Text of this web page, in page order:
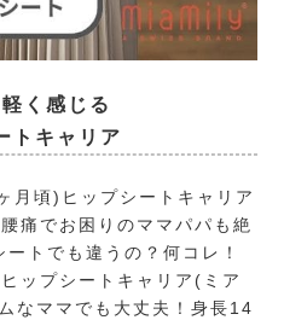
く感じる
トキャリア
月頃)ヒップシートキャリア
痛でお困りのママパパも絶
トでも違うの？何コレ！
ップシートキャリア(ミア
なママでも大丈夫！身長14